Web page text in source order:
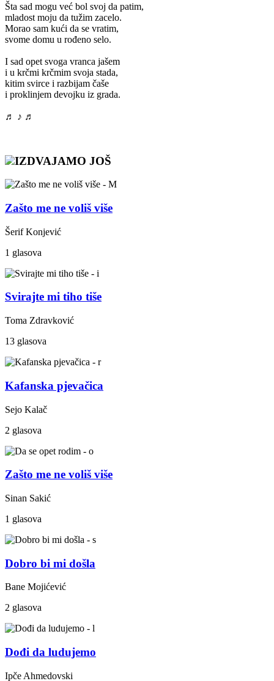
Šta sad mogu već bol svoj da patim,
mladost moju da tužim zacelo.
Morao sam kući da se vratim,
svome domu u rođeno selo.
I sad opet svoga vranca jašem
i u krčmi krčmim svoja stada,
kitim svirce i razbijam čaše
i proklinjem devojku iz grada.
♬ ♪ ♬
IZDVAJAMO JOŠ
Zašto me ne voliš više
Šerif Konjević
1 glasova
Svirajte mi tiho tiše
Toma Zdravković
13 glasova
Kafanska pjevačica
Sejo Kalač
2 glasova
Zašto me ne voliš više
Sinan Sakić
1 glasova
Dobro bi mi došla
Bane Mojićević
2 glasova
Dođi da ludujemo
Ipče Ahmedovski